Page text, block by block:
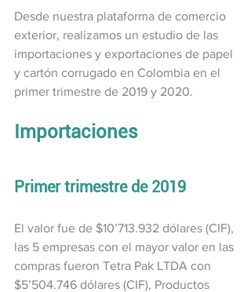
Desde nuestra plataforma de comercio
exterior, realizamos un estudio de las
importaciones y exportaciones de papel
y cartón corrugado en Colombia en el
primer trimestre de 2019 y 2020.
Importaciones
Primer trimestre de 2019
El valor fue de $10’713.932 dólares (CIF),
las 5 empresas con el mayor valor en las
compras fueron Tetra Pak LTDA con
$5’504.746 dólares (CIF), Productos